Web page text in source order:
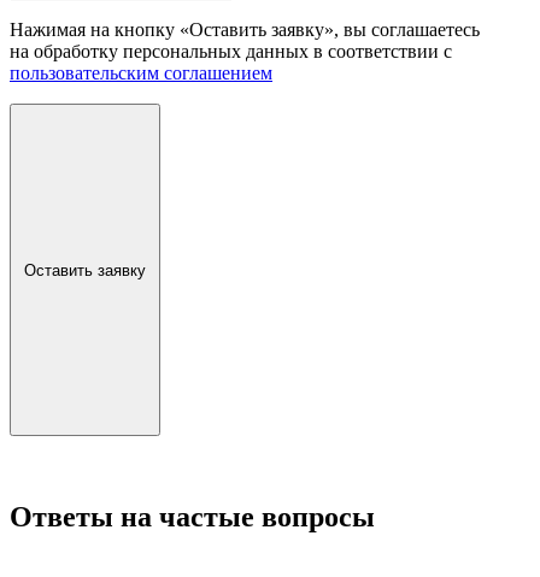
Нажимая на кнопку «Оставить заявку», вы соглашаетесь
на обработку персональных данных в соответствии с
пользовательским соглашением
Оставить заявку
Ответы на частые вопросы